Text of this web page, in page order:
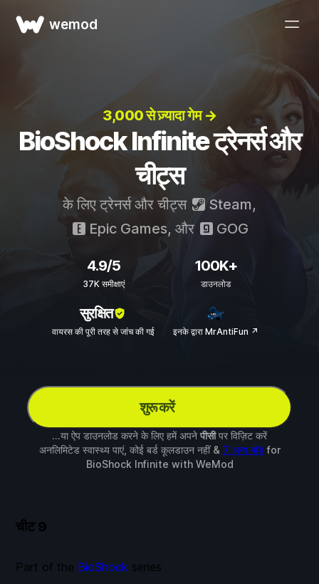
wemod
3,000 से ज़्यादा गेम →
BioShock Infinite ट्रेनर्स और
चीट्स
के लिए ट्रेनर्स और चीट्स Steam,
Epic Games, और GOG
4.9/5
37K समीक्षाएं
100K+
डाउनलोड
सुरक्षित
वायरस की पूरी तरह से जांच की गई इनके द्वारा MrAntiFun ↗
शुरू करें
...या ऐप डाउनलोड करने के लिए हमें अपने पीसीपर विज़िट करें
अनलिमिटेड स्वास्थ्य पाएं, कोई बर्ड कूलडाउन नहीं & 7 अन्य मॉडfor
BioShock Infinite with WeMod
चीट 9
Part of the BioShock series